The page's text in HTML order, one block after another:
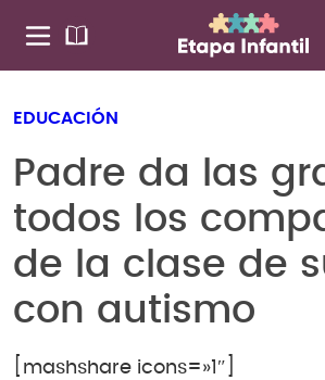
EDUCACIÓN
Padre da las
todos los
de la clase de
con autismo
[mashshare icons=»1″]